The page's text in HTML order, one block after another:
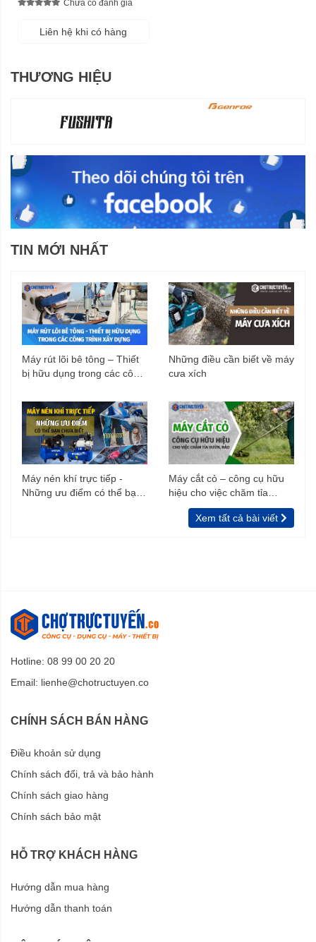
Chưa có đánh giá
Liên hệ khi có hàng
THƯƠNG HIỆU
TIN MỚI NHẤT
Máy rút lõi bê tông – Thiết
bị hữu dụng trong các công
Những điều cần biết về máy
cưa xích
Máy nén khí trực tiếp -
Những ưu điểm có thể bạn
Máy cắt cỏ – công cụ hữu
hiệu cho việc chăm tỉa
vườn, rào
Xem tất cả bài viết
Hotline: 08 99 00 20 20
Email: lienhe@chotructuyen.co
CHÍNH SÁCH BÁN HÀNG
Điều khoản sử dụng
Chính sách đổi, trả và bảo hành
Chính sách giao hàng
Chính sách bảo mật
HỖ TRỢ KHÁCH HÀNG
Hướng dẫn mua hàng
Hướng dẫn thanh toán